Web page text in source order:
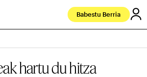
Babestu Berria
hartu du hitza